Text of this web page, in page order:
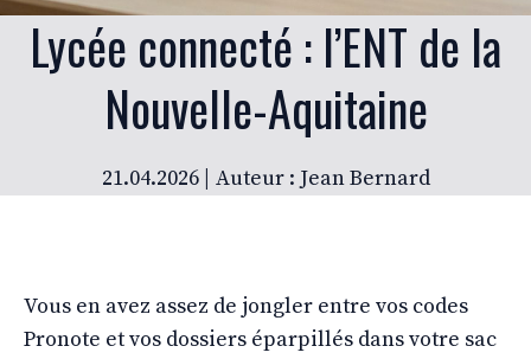
Lycée connecté : l’ENT de la
Nouvelle-Aquitaine
21.04.2026 | Auteur : Jean Bernard
Vous en avez assez de jongler entre vos codes
Pronote et vos dossiers éparpillés dans votre sac